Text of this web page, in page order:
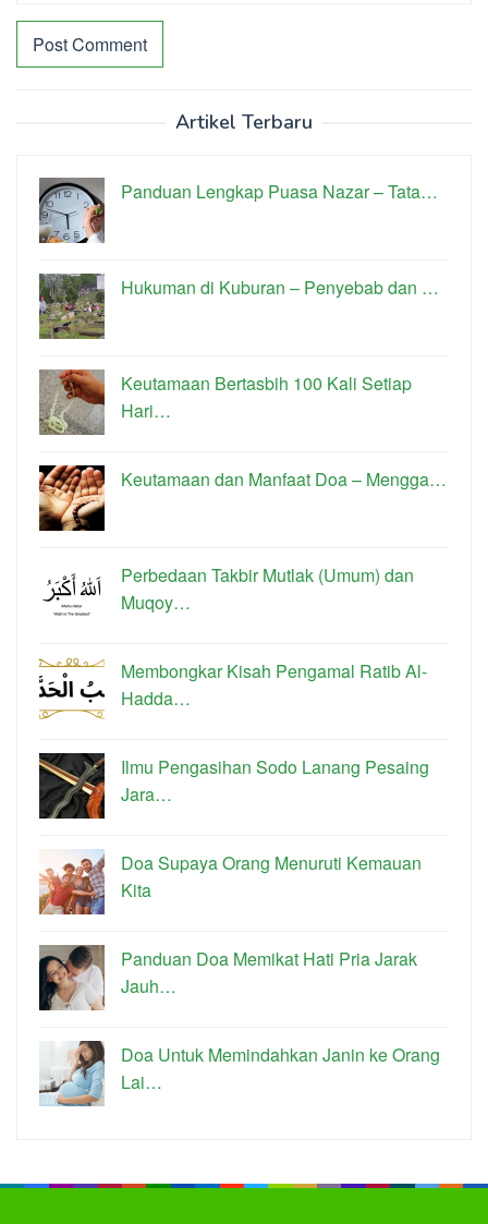
Artikel Terbaru
Panduan Lengkap Puasa Nazar – Tata…
Hukuman di Kuburan – Penyebab dan …
Keutamaan Bertasbih 100 Kali Setiap
Hari…
Keutamaan dan Manfaat Doa – Mengga…
Perbedaan Takbir Mutlak (Umum) dan
Muqoy…
Membongkar Kisah Pengamal Ratib Al-
Hadda…
Ilmu Pengasihan Sodo Lanang Pesaing
Jara…
Doa Supaya Orang Menuruti Kemauan
Kita
Panduan Doa Memikat Hati Pria Jarak
Jauh…
Doa Untuk Memindahkan Janin ke Orang
Lai…